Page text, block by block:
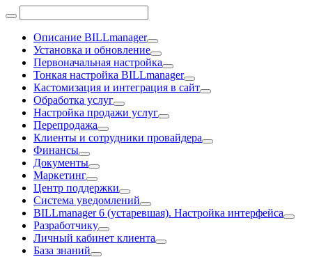
Описание BILLmanager
Установка и обновление
Первоначальная настройка
Тонкая настройка BILLmanager
Кастомизация и интеграция в сайт
Обработка услуг
Настройка продажи услуг
Перепродажа
Клиенты и сотрудники провайдера
Финансы
Документы
Маркетинг
Центр поддержки
Система уведомлений
BILLmanager 6 (устаревшая). Настройка интерфейса
Разработчику
Личный кабинет клиента
База знаний